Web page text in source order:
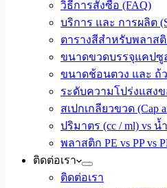
วิธีการสั่งซื้อ (FAQ)
บริการ และ การผลิต
ตารางสีสำหรับพลาสติ
ขนาดขวดบรรจุแคปซู
ขนาดช้อนตวง และ ถ้
ระดับความโปร่งแสง
สเปกเกลียวขวด (Cap
ปริมาตร (cc / ml) vs น้
พลาสติก PE vs PP vs
ติดต่อเรา
ติดต่อเรา